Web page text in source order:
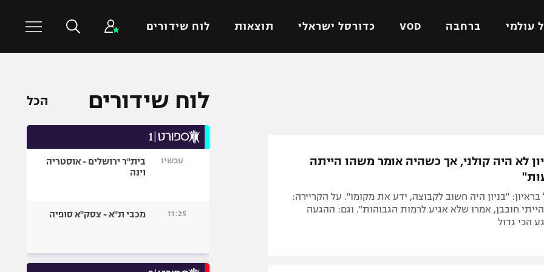
עולמי ברחבה VOD כדורסל ישראלי תוצאות לוח שידורים
ישראל
ליגה גרמנית
ליגה איטלקית
הפועל ירושלים
כדורסל עולמי
כדורעף
שחייה
היאבקות WWE
לא היה קולני, אך כשהיה אומר משהו הייתה
בראיון: "בניון היה חשוב לקבוצה, ידע את מקומו". על הקריירה:
17 עוד הייתי חובבן, אמרו שלא אגיע לרמות הגבוהות". וגם: ההגעה
הכי גדול
לוח שידורים הכל
עכשיו
בית"ר ירושלים - אוסטריה
וינה
11:25 מכבי ת"א - צסק"א סופיה